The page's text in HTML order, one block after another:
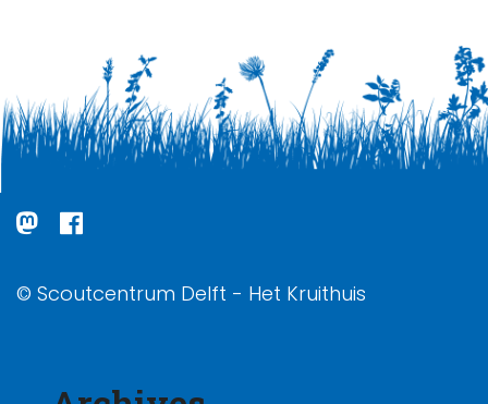
© Scoutcentrum Delft - Het Kruithuis